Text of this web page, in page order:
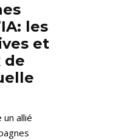
les
et
de
un allié